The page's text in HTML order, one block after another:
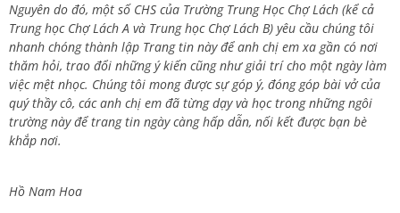
Nguyên do đó, một số CHS của Trường Trung Học Chợ Lách (kể cả
Trung học Chợ Lách A và Trung học Chợ Lách B) yêu cầu chúng tôi
nhanh chóng thành lập Trang tin này để anh chị em xa gần có nơi
thăm hỏi, trao đổi những ý kiến cũng như giải trí cho một ngày làm
việc mệt nhọc. Chúng tôi mong được sự góp ý, đóng góp bài vở của
quý thầy cô, các anh chị em đã từng dạy và học trong những ngôi
trường này để trang tin ngày càng hấp dẫn, nối kết được bạn bè
khắp nơi.
Hồ Nam Hoa